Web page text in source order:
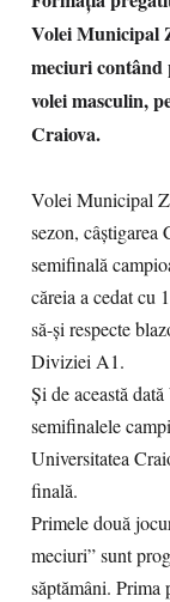
Volei Municipal
meciuri contând
volei masculin,
Craiova.
Volei Municipal
sezon,
semifinală
căreia a cedat cu
să-şi respecte
Diviziei A1.
Și de această
semifinalele
Universitatea
finală.
Primele două
meciuri” sunt
săptămâni. Prima